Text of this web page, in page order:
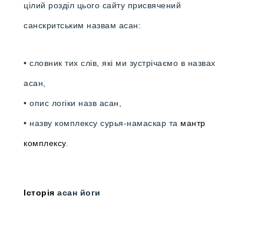
цілий розділ цього сайту присвячений
санскритським назвам асан:
• словник тих слів, які ми зустрічаємо в назвах
асан,
• опис логіки назв асан,
• назву комплексу сурья-намаскар та мантр
комплексу.
Історія асан йоги